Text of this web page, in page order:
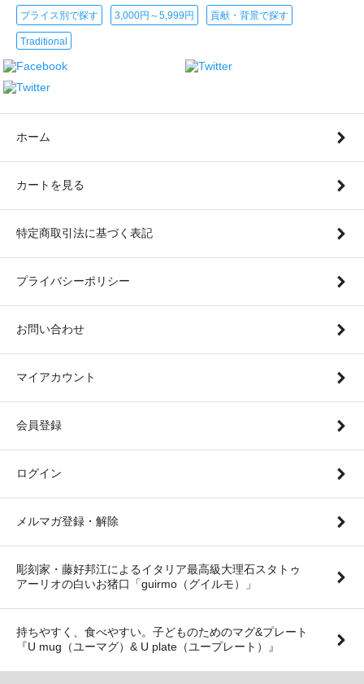
プライス別で探す 3,000円～5,999円 貢献・背景で探す
Traditional
ホーム
カートを見る
特定商取引法に基づく表記
プライバシーポリシー
お問い合わせ
マイアカウント
会員登録
ログイン
メルマガ登録・解除
彫刻家・藤好邦江によるイタリア最高級大理石スタトゥ
アーリオの白いお猪口「guirmo（グイルモ）」
持ちやすく、食べやすい。子どものためのマグ&プレート
『U mug（ユーマグ）& U plate（ユープレート）』